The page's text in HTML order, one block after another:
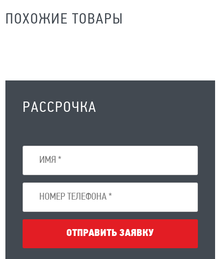
ПОХОЖИЕ ТОВАРЫ
РАССРОЧКА
ОТПРАВИТЬ ЗАЯВКУ